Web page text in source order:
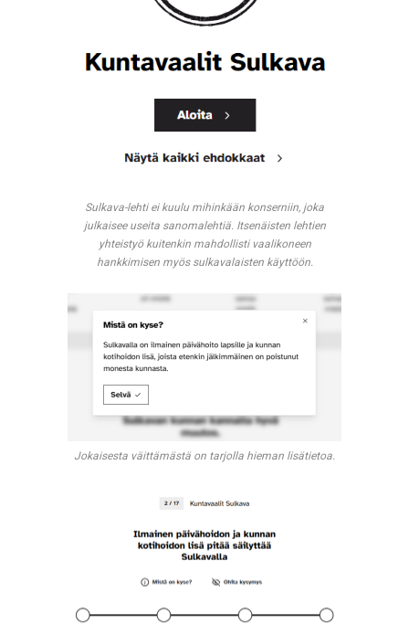
Sulkava-lehti ei kuulu mihinkään konserniin, joka
julkaisee useita sanomalehtiä. Itsenäisten lehtien
yhteistyö kuitenkin mahdollisti vaalikoneen
hankkimisen myös sulkavalaisten käyttöön.
Jokaisesta väittämästä on tarjolla hieman lisätietoa.